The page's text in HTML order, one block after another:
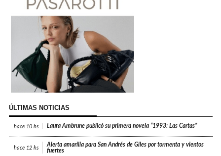
ÚLTIMAS NOTICIAS
hace 10 hs Laura Ambrune publicó su primera novela “1993: Las Cartas”
hace 12 hs
Alerta amarilla para San Andrés de Giles por tormenta y vientos
fuertes